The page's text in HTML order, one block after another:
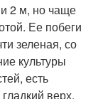
и 2 м, но чаще
Ее побеги
зеленая, со
культуры
есть
верх.